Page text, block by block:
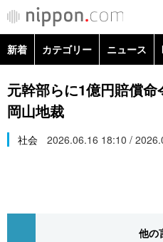
カテゴリー
経済・ビジネス
トップ
In-depth
新着 カテゴリー ニュース
政治・外交
経済・ビジネス
元幹部らに1億円賠償
岡山地裁
社会 2026.06.16 18:10 /
他の